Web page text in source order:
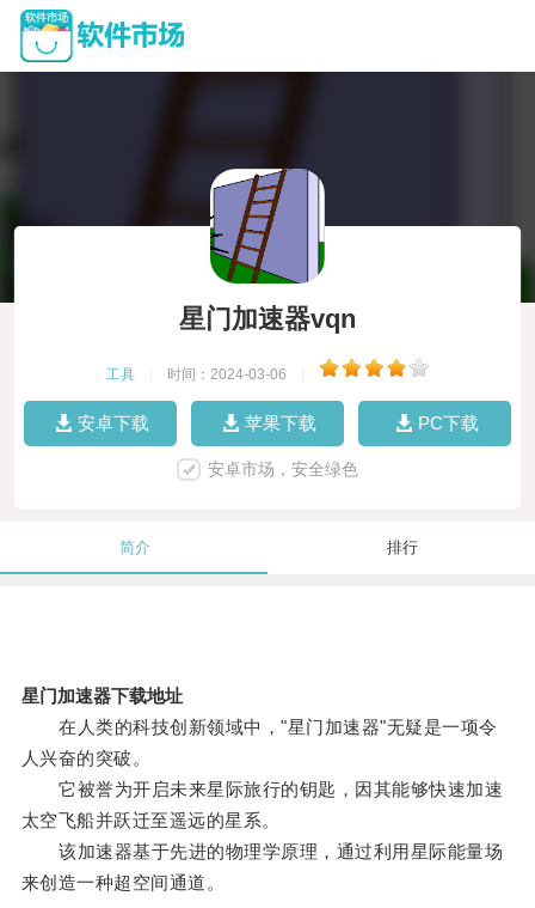
星门加速器vqn
工具 时间：2024-03-06
安卓下载 苹果下载 PC下载
安卓市场，安全绿色
简介 排行
星门加速器下载地址
在人类的科技创新领域中，"星门加速器"无疑是一项令
人兴奋的突破。
它被誉为开启未来星际旅行的钥匙，因其能够快速加速
太空飞船并跃迁至遥远的星系。
该加速器基于先进的物理学原理，通过利用星际能量场
来创造一种超空间通道。